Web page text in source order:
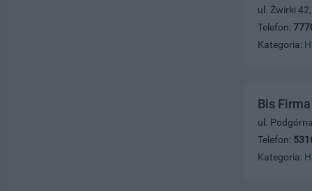
ul. Żwirki
Telefon:
Kategoria:
Bis
ul.
Telefon:
Kategoria: